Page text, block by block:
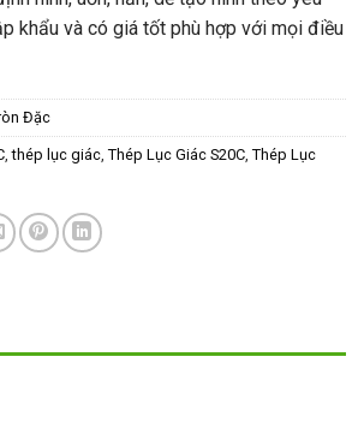
khẩu và có giá tốt phù hợp với mọi điều
Đặc
,thép lục giác Thép Lục Giác S20C Thép Lục